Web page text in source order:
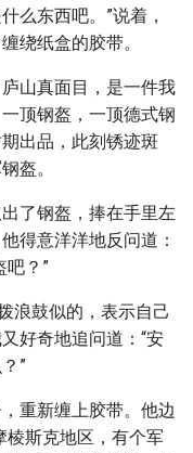
么东西吧。”说着，
绕纸盒的胶带。
山真面目，是一件我
顶钢盔，一顶德式钢
出品，此刻锈迹斑
盔。
了钢盔，捧在手里左
得意洋洋地反问道：
吧？”
浪鼓似的，表示自己
好奇地追问道：“安
”
重新缠上胶带。他边
棱斯克地区，有个军